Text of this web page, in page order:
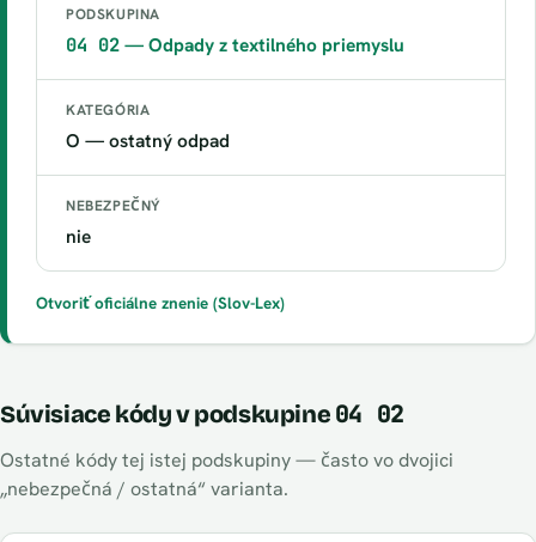
PODSKUPINA
04 02— Odpady z textilného priemyslu
KATEGÓRIA
O — ostatný odpad
NEBEZPEČNÝ
nie
Otvoriť oficiálne znenie (Slov-Lex)
Súvisiace kódy v podskupine 04 02
Ostatné kódy tej istej podskupiny — často vo dvojici
„nebezpečná / ostatná“ varianta.